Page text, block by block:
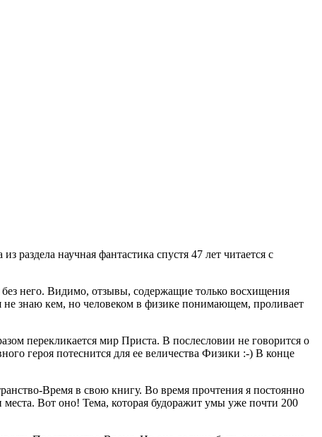
научная фантастика спустя 47 лет читается с
него. Видимо, отзывы, содержащие только восхищения
не знаю кем, но человеком в физике понимающем, проливает
перекликается мир Приста. В послесловии не говорится о
героя потеснится для ее величества Физики :-) В конце
Время в свою книгу. Во время прочтения я постоянно
места. Вот оно! Тема, которая будоражит умы уже почти 200